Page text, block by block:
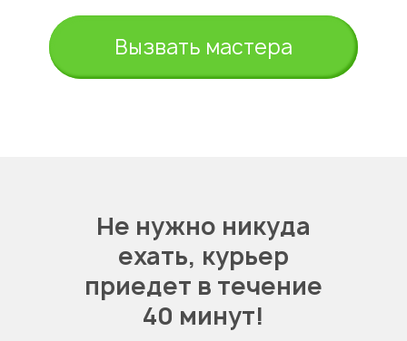
Вызвать мастера
Не нужно никуда
ехать, курьер
приедет в течение
40 минут!